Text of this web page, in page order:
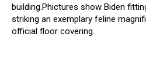
building.Phictures show Biden
striking an exemplary feline
official floor covering.